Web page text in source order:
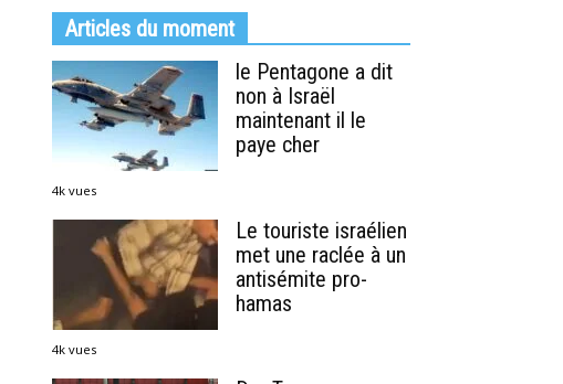
Articles du moment
le Pentagone a dit
non à Israël
maintenant il le
paye cher
4k vues
Le touriste israélien
met une raclée à un
antisémite pro-
hamas
4k vues